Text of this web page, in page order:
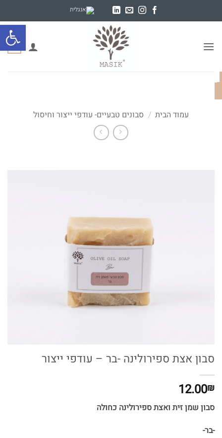
פתח
0
עמוד הבית / סבונים טבעיים- עודפי ייצור וחיסול
סבון אצת ספירולינה -בר – עודפי ייצור
12.00₪
סבון שמן זית ואצת ספירולינה כחולה
-בר-